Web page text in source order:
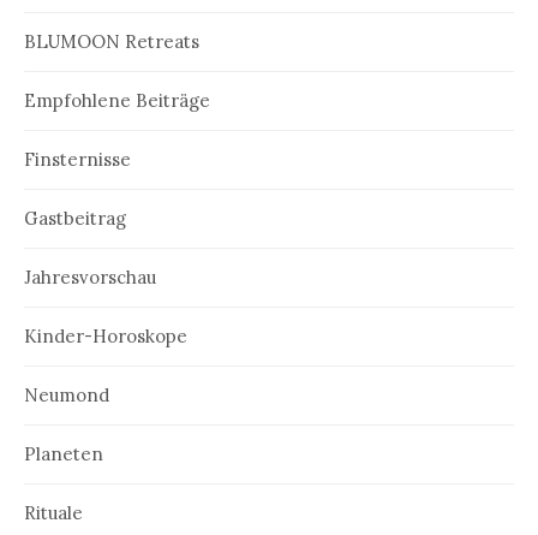
BLUMOON Retreats
Empfohlene Beiträge
Finsternisse
Gastbeitrag
Jahresvorschau
Kinder-Horoskope
Neumond
Planeten
Rituale